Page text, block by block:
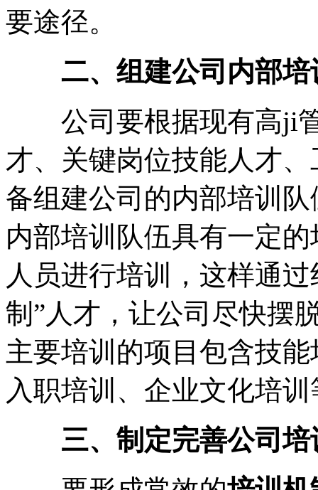
要途径。
二、组建公司内部培
公司要根据现有高ji管
才、关键岗位技能人才
备组建公司的内部培训
内部培训队伍具有一定
人员进行培训，这样通
制”人才，让公司尽快摆
主要培训的项目包含技
入职培训、企业文化培训
三、制定完善公司